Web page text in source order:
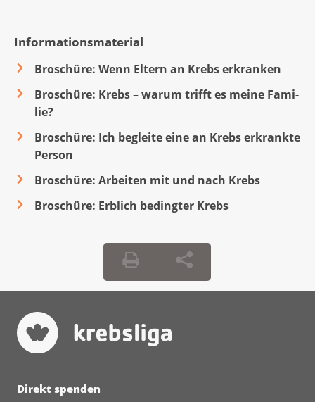
Informationsmaterial
Broschüre: Wenn Eltern an Krebs erkranken
Broschüre: Krebs – war­um trifft es mei­ne Fa­mi­
lie?
Broschüre: Ich begleite eine an Krebs erkrankte
Person
Broschüre: Ar­bei­ten mit und nach Krebs
Broschüre: Erb­lich be­ding­ter Krebs
Direkt spenden